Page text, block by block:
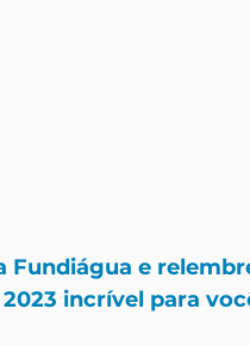
Fundiágua e
incrível para